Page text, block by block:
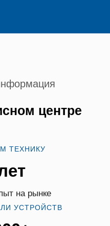
центре
ТЕХНИКУ
на рынке
УСТРОЙСТВ